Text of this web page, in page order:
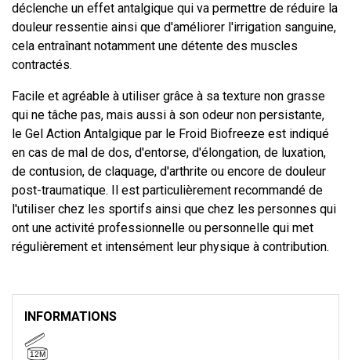
déclenche un effet antalgique qui va permettre de réduire la
douleur ressentie ainsi que d'améliorer l'irrigation sanguine,
cela entraînant notamment une détente des muscles
contractés.
Facile et agréable à utiliser grâce à sa texture non grasse
qui ne tâche pas, mais aussi à son odeur non persistante,
le Gel Action Antalgique par le Froid Biofreeze est indiqué
en cas de mal de dos, d'entorse, d'élongation, de luxation,
de contusion, de claquage, d'arthrite ou encore de douleur
post-traumatique. Il est particulièrement recommandé de
l'utiliser chez les sportifs ainsi que chez les personnes qui
ont une activité professionnelle ou personnelle qui met
régulièrement et intensément leur physique à contribution.
INFORMATIONS
12M